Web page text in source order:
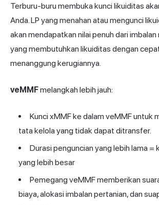
Terburu-buru membuka kunci likuiditas
Anda. LP yang menahan atau mengunci
akan mendapatkan nilai penuh dari
yang membutuhkan likuiditas dengan
menanggung kerugiannya.
veMMFmelangkah lebih jauh:
Kunci xMMF ke dalam veMMF untuk
tata kelola yang tidak dapat ditransfer.
Durasi penguncian yang lebih lama =
yang lebih besar
Pemegang veMMF memberikan
biaya, alokasi imbalan pertanian, dan